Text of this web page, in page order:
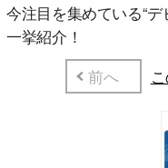
今注目を集めている“
一挙紹介！
前へ